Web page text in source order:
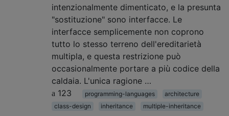
intenzionalmente dimenticato, e la presunta
"sostituzione" sono interfacce. Le
interfacce semplicemente non coprono
tutto lo stesso terreno dell'ereditarietà
multipla, e questa restrizione può
occasionalmente portare a più codice della
caldaia. L'unica ragione …
123
programming-languages
architecture
class-design
inheritance multiple-inheritance